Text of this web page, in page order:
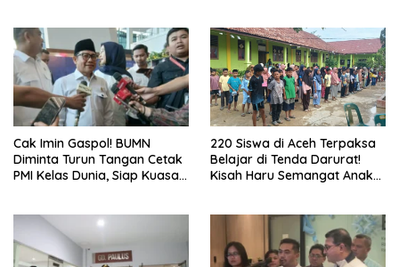
Cak Imin Gaspol! BUMN
Diminta Turun Tangan Cetak
PMI Kelas Dunia, Siap Kuasai
220 Siswa di Aceh Terpaksa
Belajar di Tenda Darurat!
Kisah Haru Semangat Anak-